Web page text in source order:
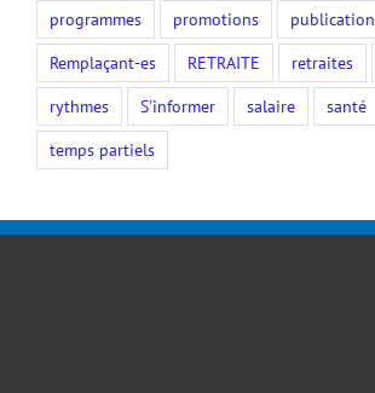
programmes
promotions publication
Remplaçant-es
RETRAITE retraites
rythmes
S'informer salaire santé
temps partiels